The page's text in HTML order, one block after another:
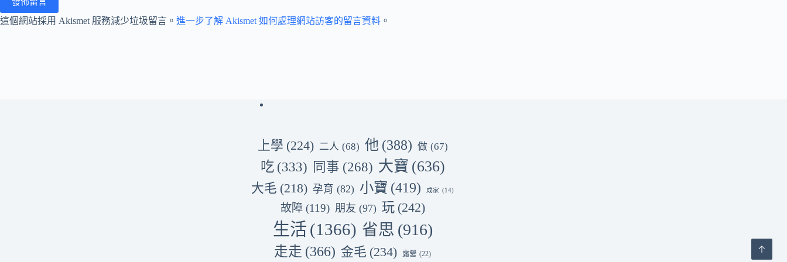
這個網站採用 Akismet 服務減少垃圾留言。 進一步了解 Akismet 如何處理網站訪客的留言資料 。
上學 (224) 二人 (68) 他 (388) 做 (67)
吃 (333) 同事 (268) 大寶 (636)
大毛 (218) 孕育 (82) 小寶 (419) 成家 (14)
故障 (119) 朋友 (97) 玩 (242)
生活 (1366) 省思 (916)
走走 (366) 金毛 (234) 露營 (22)